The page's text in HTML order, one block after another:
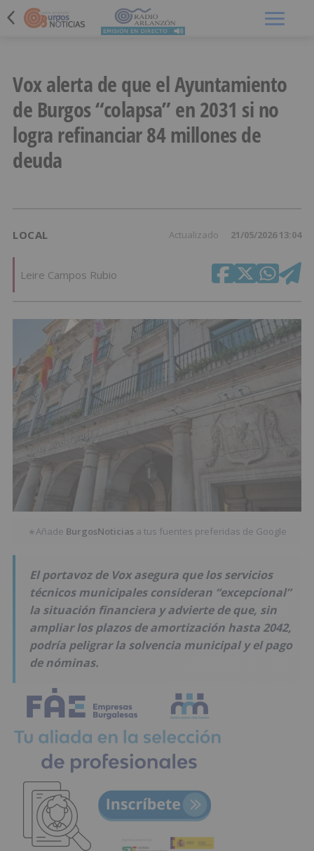
Vox alerta de que el Ayuntamiento
de Burgos “colapsa” en 2031 si no
logra refinanciar 84 millones de
deuda
LOCAL Actualizado 21/05/2026 13:04
Leire Campos Rubio
★Añade BurgosNoticias a tus fuentes preferidas de Google
El portavoz de Vox asegura que los servicios
técnicos municipales consideran “excepcional”
la situación financiera y advierte de que, sin
ampliar los plazos de amortización hasta 2042,
podría peligrar la solvencia municipal y el pago
de nóminas.